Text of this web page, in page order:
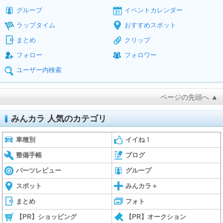
グループ
イベントカレンダー
ラップタイム
おすすめスポット
まとめ
クリップ
フォロー
フォロワー
ユーザー内検索
ページの先頭へ ▲
みんカラ 人気のカテゴリ
車種別 イイね！
整備手帳 ブログ
パーツレビュー グループ
スポット みんカラ＋
まとめ フォト
【PR】ショッピング 【PR】オークション